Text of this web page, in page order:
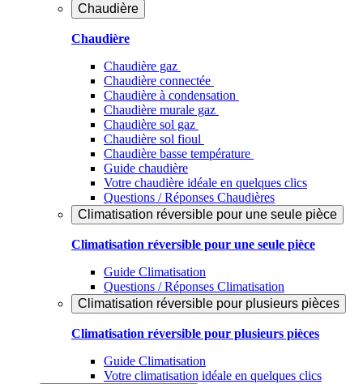
Chaudière
Chaudière
Chaudière gaz
Chaudière connectée
Chaudière à condensation
Chaudière murale gaz
Chaudière sol gaz
Chaudière sol fioul
Chaudière basse température
Guide chaudière
Votre chaudière idéale en quelques clics
Questions / Réponses Chaudières
Climatisation réversible pour une seule pièce
Climatisation réversible pour une seule pièce
Guide Climatisation
Questions / Réponses Climatisation
Climatisation réversible pour plusieurs pièces
Climatisation réversible pour plusieurs pièces
Guide Climatisation
Votre climatisation idéale en quelques clics